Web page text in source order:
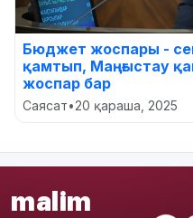
Бюджет жоспары -
қамтып, Маңғыстау
жоспар бар
Саясат•20 қараша, 2025
malim